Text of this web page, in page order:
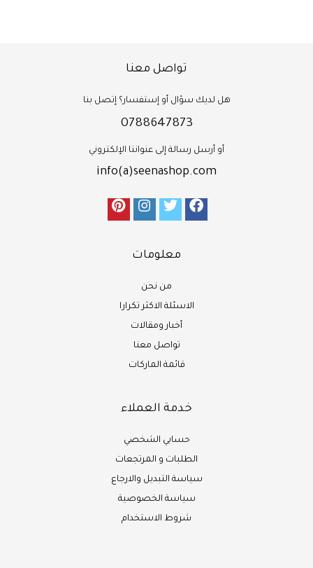
تواصل معنا
هل لديك سؤال أو إستفسار؟ إتصل بنا
0788647873
أو أرسل رسالة إلى عنواننا الإلكتروني
info(a)seenashop.com
معلومات
من نحن
الاسئلة الاكثر تكرارا
أخبار ومقالات
تواصل معنا
قائمة الماركات
خدمة العملاء
حسابي الشخصي
الطلبات و المرتجعات
سياسة التبديل والارجاع
سياسة الخصوصية
شروط الاستخدام